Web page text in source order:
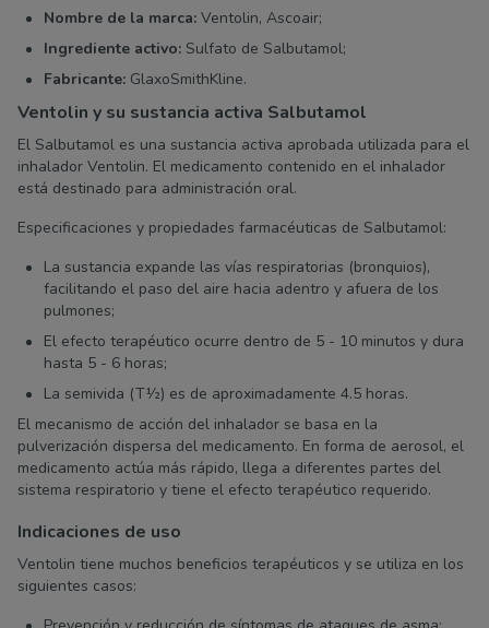
Nombre de la marca: Ventolin, Ascoair;
Ingrediente activo: Sulfato de Salbutamol;
Fabricante: GlaxoSmithKline.
Ventolin y su sustancia activa Salbutamol
El Salbutamol es una sustancia activa aprobada utilizada para el
inhalador Ventolin. El medicamento contenido en el inhalador
está destinado para administración oral.
Especificaciones y propiedades farmacéuticas de Salbutamol:
La sustancia expande las vías respiratorias (bronquios),
facilitando el paso del aire hacia adentro y afuera de los
pulmones;
El efecto terapéutico ocurre dentro de 5 - 10 minutos y dura
hasta 5 - 6 horas;
La semivida (T½) es de aproximadamente 4.5 horas.
El mecanismo de acción del inhalador se basa en la
pulverización dispersa del medicamento. En forma de aerosol, el
medicamento actúa más rápido, llega a diferentes partes del
sistema respiratorio y tiene el efecto terapéutico requerido.
Indicaciones de uso
Ventolin tiene muchos beneficios terapéuticos y se utiliza en los
siguientes casos: